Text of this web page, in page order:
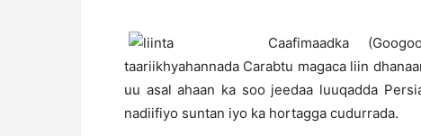
Caafimaadka
taariikhyahannada Carabtu magaca liin
uu asal ahaan ka soo jeedaa luuqadda
nadiifiyo suntan iyo ka hortagga cudurrada.